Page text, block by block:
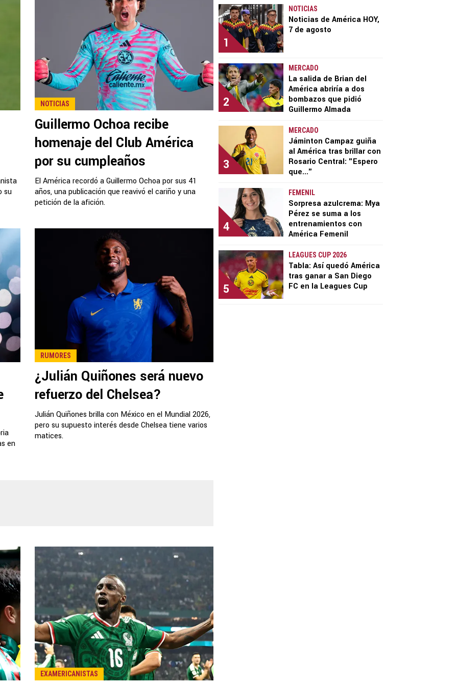
su
NOTICIAS
Guillermo Ochoa recibe
homenaje del Club América
por su cumpleaños
El América recordó a Guillermo Ochoa por sus 41
años, una publicación que reavivó el cariño y una
petición de la afición.
en
RUMORES
¿Julián Quiñones será nuevo
refuerzo del Chelsea?
Julián Quiñones brilla con México en el Mundial 2026,
pero su supuesto interés desde Chelsea tiene varios
matices.
EXAMERICANISTAS
1
NOTICIAS
Noticias de América HOY,
7 de agosto
2
MERCADO
La salida de Brian del
América abriría a dos
bombazos que pidió
Guillermo Almada
3
MERCADO
Jáminton Campaz guiña
al América tras brillar con
Rosario Central: "Espero
que..."
4
FEMENIL
Sorpresa azulcrema: Mya
Pérez se suma a los
entrenamientos con
América Femenil
5
LEAGUES CUP 2026
Tabla: Así quedó América
tras ganar a San Diego
FC en la Leagues Cup